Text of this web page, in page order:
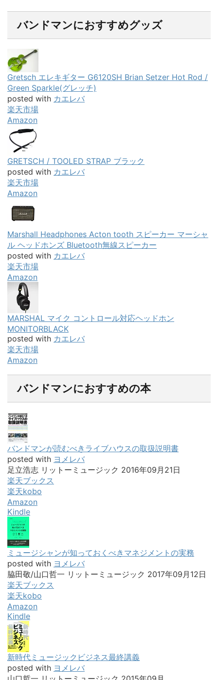
バンドマンにおすすめグッズ
Gretsch エレキギター G6120SH Brian Setzer Hot Rod /
Green Sparkle(グレッチ)
posted with カエレバ
楽天市場
Amazon
GRETSCH / TOOLED STRAP ブラック
posted with カエレバ
楽天市場
Amazon
Marshall Headphones Acton tooth スピーカー マーシャ
ル ヘッドホンズ Bluetooth無線スピーカー
posted with カエレバ
楽天市場
Amazon
MARSHAL マイク コントロール対応ヘッドホン
MONITORBLACK
posted with カエレバ
楽天市場
Amazon
バンドマンにおすすめの本
バンドマンが読むべきライブハウスの取扱説明書
posted with ヨメレバ
足立浩志 リットーミュージック 2016年09月21日
楽天ブックス
楽天kobo
Amazon
Kindle
ミュージシャンが知っておくべきマネジメントの実務
posted with ヨメレバ
脇田敬/山口哲一 リットーミュージック 2017年09月12日
楽天ブックス
楽天kobo
Amazon
Kindle
新時代ミュージックビジネス最終講義
posted with ヨメレバ